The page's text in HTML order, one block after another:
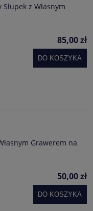
z Własnym
85,00 zł
DO KOSZYKA
Grawerem na
50,00 zł
DO KOSZYKA